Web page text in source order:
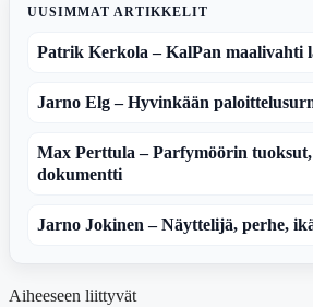
UUSIMMAT ARTIKKELIT
Patrik Kerkola – KalPan maalivahti
Jarno Elg – Hyvinkään
Max Perttula – Parfymöörin
dokumentti
Jarno Jokinen – Näyttelijä, perhe,
Aiheeseen liittyvät